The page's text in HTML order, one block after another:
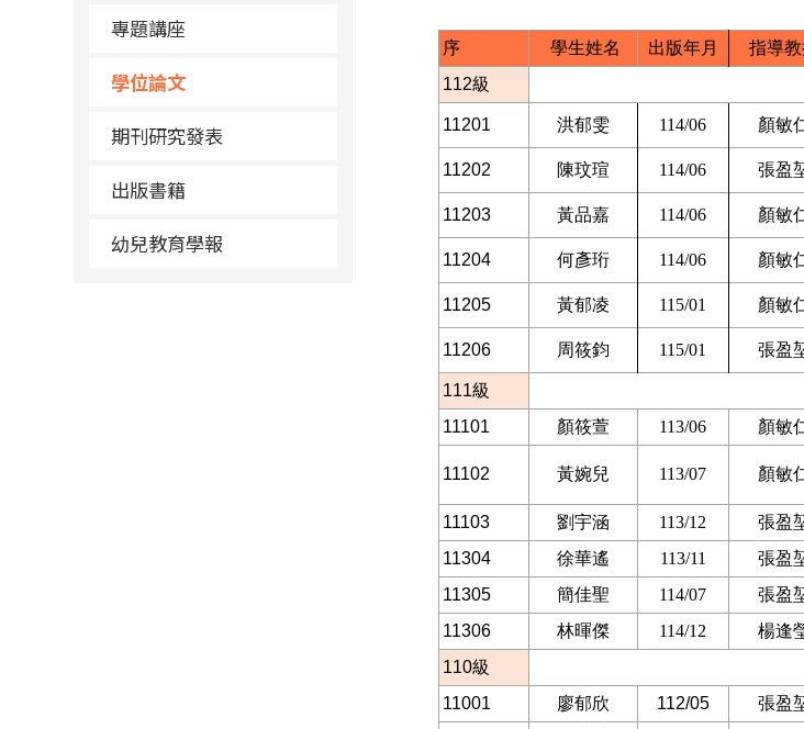
專題講座
學位論文
期刊研究發表
出版書籍
幼兒教育學報
序 學生姓名 出版年月 指導
112級
11201 洪郁雯 114/06 顏敏
11202 陳玟瑄 114/06 張盈
11203 黃品嘉 114/06 顏敏
11204 何彥珩 114/06 顏敏
11205 黃郁凌 115/01 顏敏
11206 周筱鈞 115/01 張盈
111級
11101
顏筱萱 113/06 顏敏
11102 黃婉兒 113/07 顏敏
11103 劉宇涵 113/12 張盈
11304
徐華遙 113/11 張盈
11305
簡佳聖 114/07 張盈
11306
林暉傑 114/12 楊逢
110級
11001
廖郁欣 112/05 張盈